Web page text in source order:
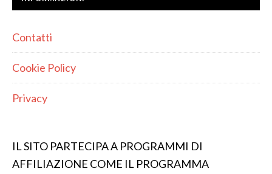
Contatti
Cookie Policy
Privacy
IL SITO PARTECIPA A PROGRAMMI DI
AFFILIAZIONE COME IL PROGRAMMA